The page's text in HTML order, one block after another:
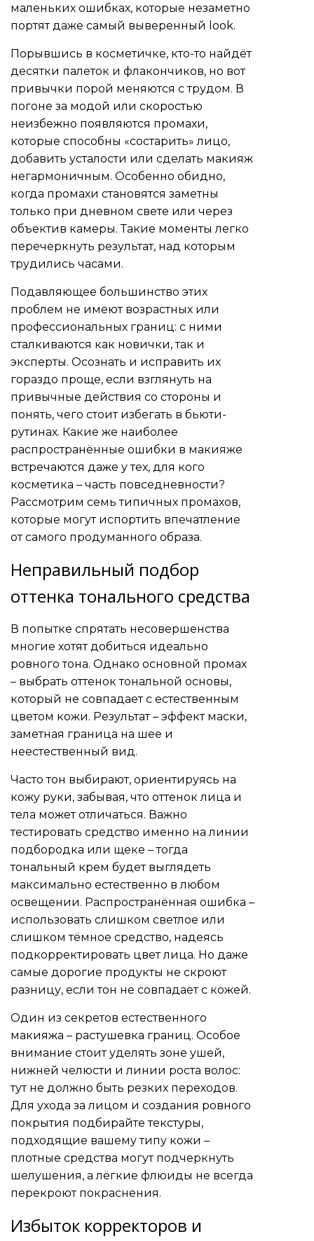
маленьких ошибках, которые незаметно
портят даже самый выверенный look.
Порывшись в косметичке, кто-то найдёт
десятки палеток и флакончиков, но вот
привычки порой меняются с трудом. В
погоне за модой или скоростью
неизбежно появляются промахи,
которые способны «состарить» лицо,
добавить усталости или сделать макияж
негармоничным. Особенно обидно,
когда промахи становятся заметны
только при дневном свете или через
объектив камеры. Такие моменты легко
перечеркнуть результат, над которым
трудились часами.
Подавляющее большинство этих
проблем не имеют возрастных или
профессиональных границ: с ними
сталкиваются как новички, так и
эксперты. Осознать и исправить их
гораздо проще, если взглянуть на
привычные действия со стороны и
понять, чего стоит избегать в бьюти-
рутинах. Какие же наиболее
распространённые ошибки в макияже
встречаются даже у тех, для кого
косметика – часть повседневности?
Рассмотрим семь типичных промахов,
которые могут испортить впечатление
от самого продуманного образа.
Неправильный подбор
оттенка тонального средства
В попытке спрятать несовершенства
многие хотят добиться идеально
ровного тона. Однако основной промах
– выбрать оттенок тональной основы,
который не совпадает с естественным
цветом кожи. Результат – эффект маски,
заметная граница на шее и
неестественный вид.
Часто тон выбирают, ориентируясь на
кожу руки, забывая, что оттенок лица и
тела может отличаться. Важно
тестировать средство именно на линии
подбородка или щеке – тогда
тональный крем будет выглядеть
максимально естественно в любом
освещении. Распространённая ошибка –
использовать слишком светлое или
слишком тёмное средство, надеясь
подкорректировать цвет лица. Но даже
самые дорогие продукты не скроют
разницу, если тон не совпадает с кожей.
Один из секретов естественного
макияжа – растушевка границ. Особое
внимание стоит уделять зоне ушей,
нижней челюсти и линии роста волос:
тут не должно быть резких переходов.
Для ухода за лицом и создания ровного
покрытия подбирайте текстуры,
подходящие вашему типу кожи –
плотные средства могут подчеркнуть
шелушения, а лёгкие флюиды не всегда
перекроют покраснения.
Избыток корректоров и